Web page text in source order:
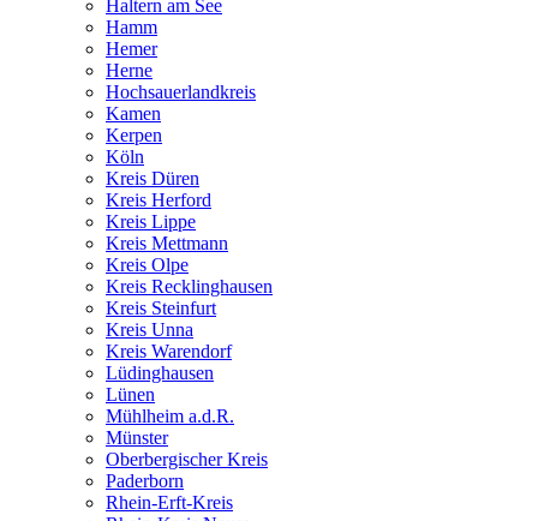
Haltern am See
Hamm
Hemer
Herne
Hochsauerlandkreis
Kamen
Kerpen
Köln
Kreis Düren
Kreis Herford
Kreis Lippe
Kreis Mettmann
Kreis Olpe
Kreis Recklinghausen
Kreis Steinfurt
Kreis Unna
Kreis Warendorf
Lüdinghausen
Lünen
Mühlheim a.d.R.
Münster
Oberbergischer Kreis
Paderborn
Rhein-Erft-Kreis